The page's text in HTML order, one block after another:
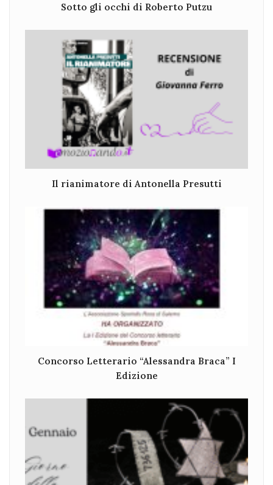
Sotto gli occhi di Roberto Putzu
Il rianimatore di Antonella Presutti
Concorso Letterario “Alessandra Braca” I
Edizione